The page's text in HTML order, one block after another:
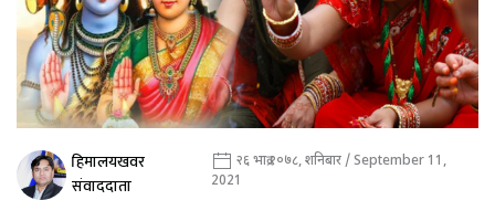
हिमालयखवर
संवाददाता
२६ भाद्र २०७८, शनिबार / September 11,
2021